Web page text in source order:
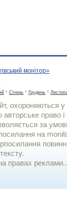
монітор»
:
* Січень * Грудень *
охороняються у
право і
за
на
правах реклами..